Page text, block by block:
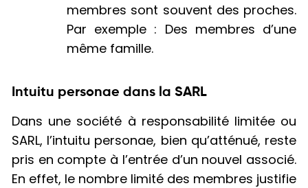
membres sont souvent des proches.
Par exemple : Des membres d’une
même famille.
Intuitu personae dans la SARL
Dans une société à responsabilité limitée ou
SARL, l’intuitu personae, bien qu’atténué, reste
pris en compte à l’entrée d’un nouvel associé.
En effet, le nombre limité des membres justifie